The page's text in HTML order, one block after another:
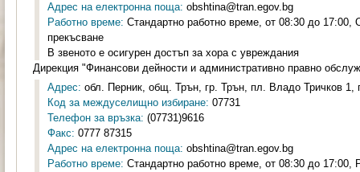
Адрес на електронна поща: obshtina@tran.egov.bg
Работно време: Стандартно работно време, от 08:30 до 17:00,
прекъсване
В звеното е осигурен достъп за хора с увреждания
Дирекция "Финансови дейности и административно правно
Адрес: обл. Перник, общ. Трън, гр. Трън, пл. Владо Тричков 1,
Код за междуселищно избиране: 07731
Телефон за връзка: (07731)9616
Факс: 0777 87315
Адрес на електронна поща: obshtina@tran.egov.bg
Работно време: Стандартно работно време, от 08:30 до 17:00,